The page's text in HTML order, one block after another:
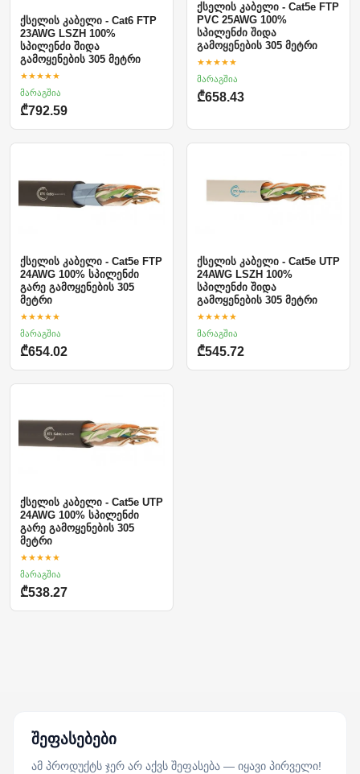
ქსელის კაბელი - Cat6 FTP
23AWG LSZH 100%
სპილენძი შიდა
გამოყენების 305 მეტრი
★★★★★
მარაგშია
₾792.59
ქსელის კაბელი - Cat5e FTP
PVC 25AWG 100%
სპილენძი შიდა
გამოყენების 305 მეტრი
★★★★★
მარაგშია
₾658.43
ქსელის კაბელი - Cat5e FTP
24AWG 100% სპილენძი
გარე გამოყენების 305
მეტრი
★★★★★
მარაგშია
₾654.02
ქსელის კაბელი - Cat5e UTP
24AWG LSZH 100%
სპილენძი შიდა
გამოყენების 305 მეტრი
★★★★★
მარაგშია
₾545.72
ქსელის კაბელი - Cat5e UTP
24AWG 100% სპილენძი
გარე გამოყენების 305
მეტრი
★★★★★
მარაგშია
₾538.27
შეფასებები
ამ პროდუქტს ჯერ არ აქვს შეფასება — იყავი პირველი!